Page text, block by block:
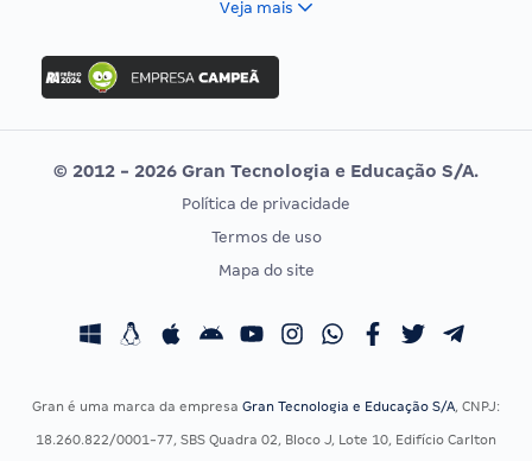
Concurso Ibama
Concurso MPU
Editais publicados
Vunesp
CONCURSOS POR PROFISSÃO
Concursos Fiscais
EXAME DE ORDEM
Calendário OAB
Veja mais
© 2012 - 2026 Gran Tecnologia e Educação S/A.
Política de privacidade
Termos de uso
Mapa do site
Gran é uma marca da empresa Gran Tecnologia e Educação S/A, CNPJ:
18.260.822/0001-77, SBS Quadra 02, Bloco J, Lote 10, Edifício Carlton